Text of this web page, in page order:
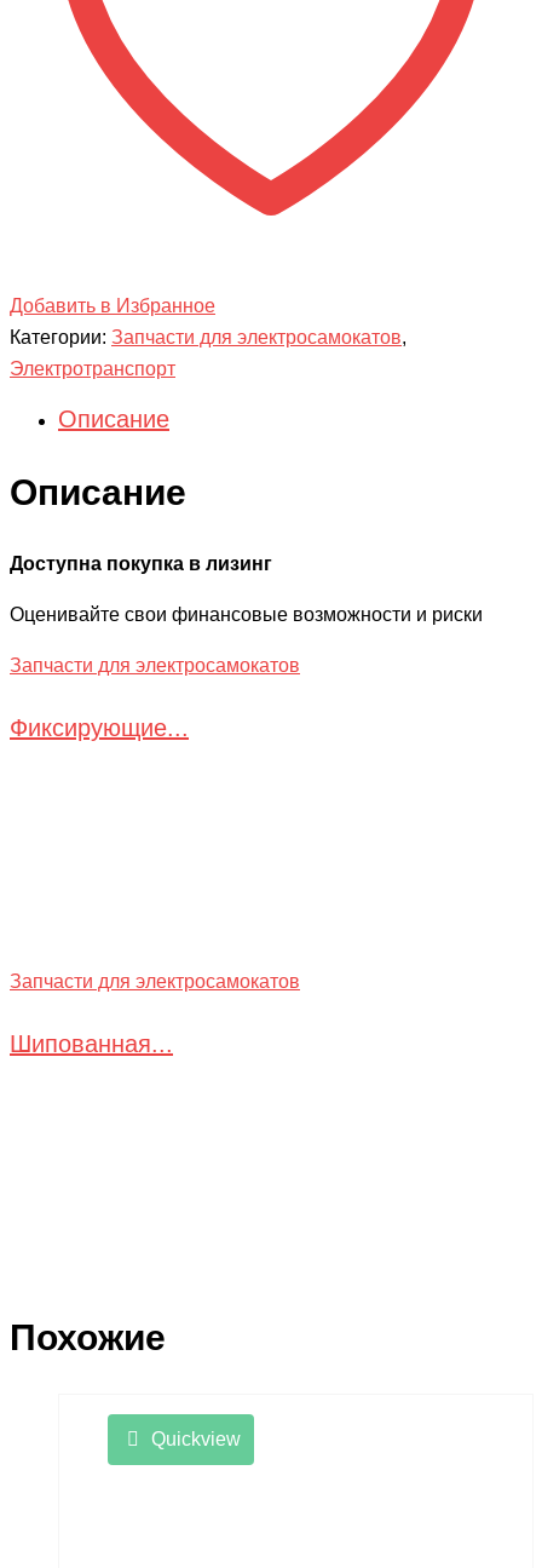
Добавить в Избранное
Категории: Запчасти для электросамокатов,
Электротранспорт
Описание
Описание
Доступна покупка в лизинг
Оценивайте свои финансовые возможности и риски
Запчасти для электросамокатов
Фиксирующие...
Запчасти для электросамокатов
Шипованная...
Похожие
Quickview